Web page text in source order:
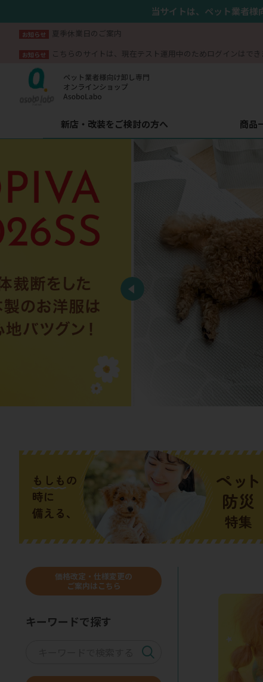
当サイトは、ペット業者様
お知らせ 夏季休業日のご案内
お知らせ こちらのサイトは、現在テスト運用中のためログインはで
新店・改装をご検討の方へ 商品
価格改定・仕様変更の
ご案内はこちら
キーワードで探す